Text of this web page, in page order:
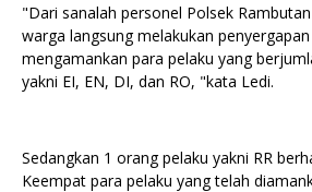
"Dari sanalah personel Polsek
warga langsung melakukan
mengamankan para pelaku yang
yakni EI, EN, DI, dan RO, "kata Ledi.
Sedangkan 1 orang pelaku yakni RR
Keempat para pelaku yang telah